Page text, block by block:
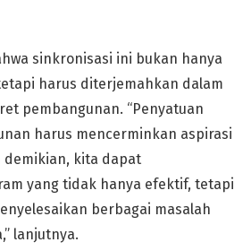
sinkronisasi ini bukan hanya
harus diterjemahkan dalam
pembangunan. “Penyatuan
harus mencerminkan aspirasi
demikian, kita dapat
yang tidak hanya efektif, tetapi
berbagai masalah
lanjutnya.